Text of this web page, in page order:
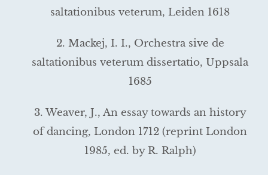
saltationibus veterum, Leiden 1618
2. Mackej, I. I., Orchestra sive de
saltationibus veterum dissertatio, Uppsala
1685
3. Weaver, J., An essay towards an history
of dancing, London 1712 (reprint London
1985, ed. by R. Ralph)